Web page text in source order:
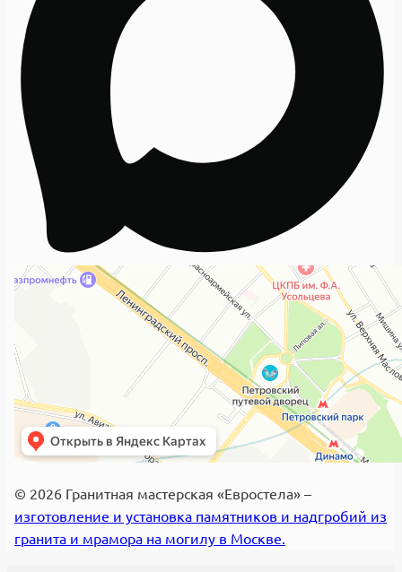
© 2026 Гранитная мастерская «Евростела» –
изготовление и установка памятников и надгробий из
гранита и мрамора на могилу в Москве.